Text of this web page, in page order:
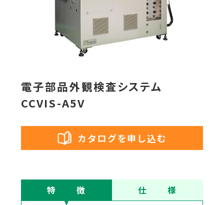
電子部品外観検査システム
CCVIS-A5V
カタログを申し込む
特 徴 仕 様